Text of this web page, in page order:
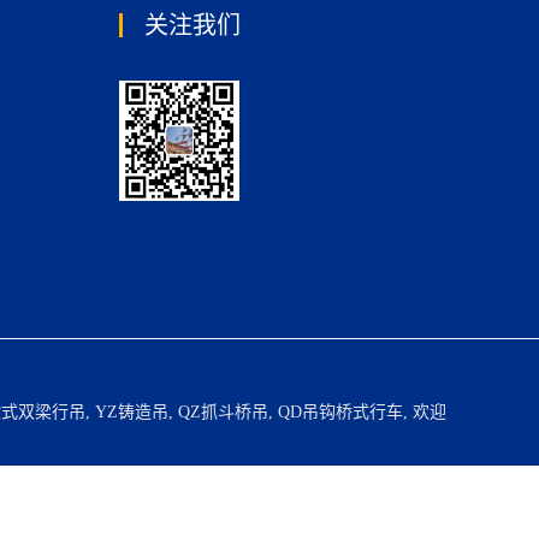
关注我们
双梁行吊, YZ铸造吊, QZ抓斗桥吊, QD吊钩桥式行车, 欢迎